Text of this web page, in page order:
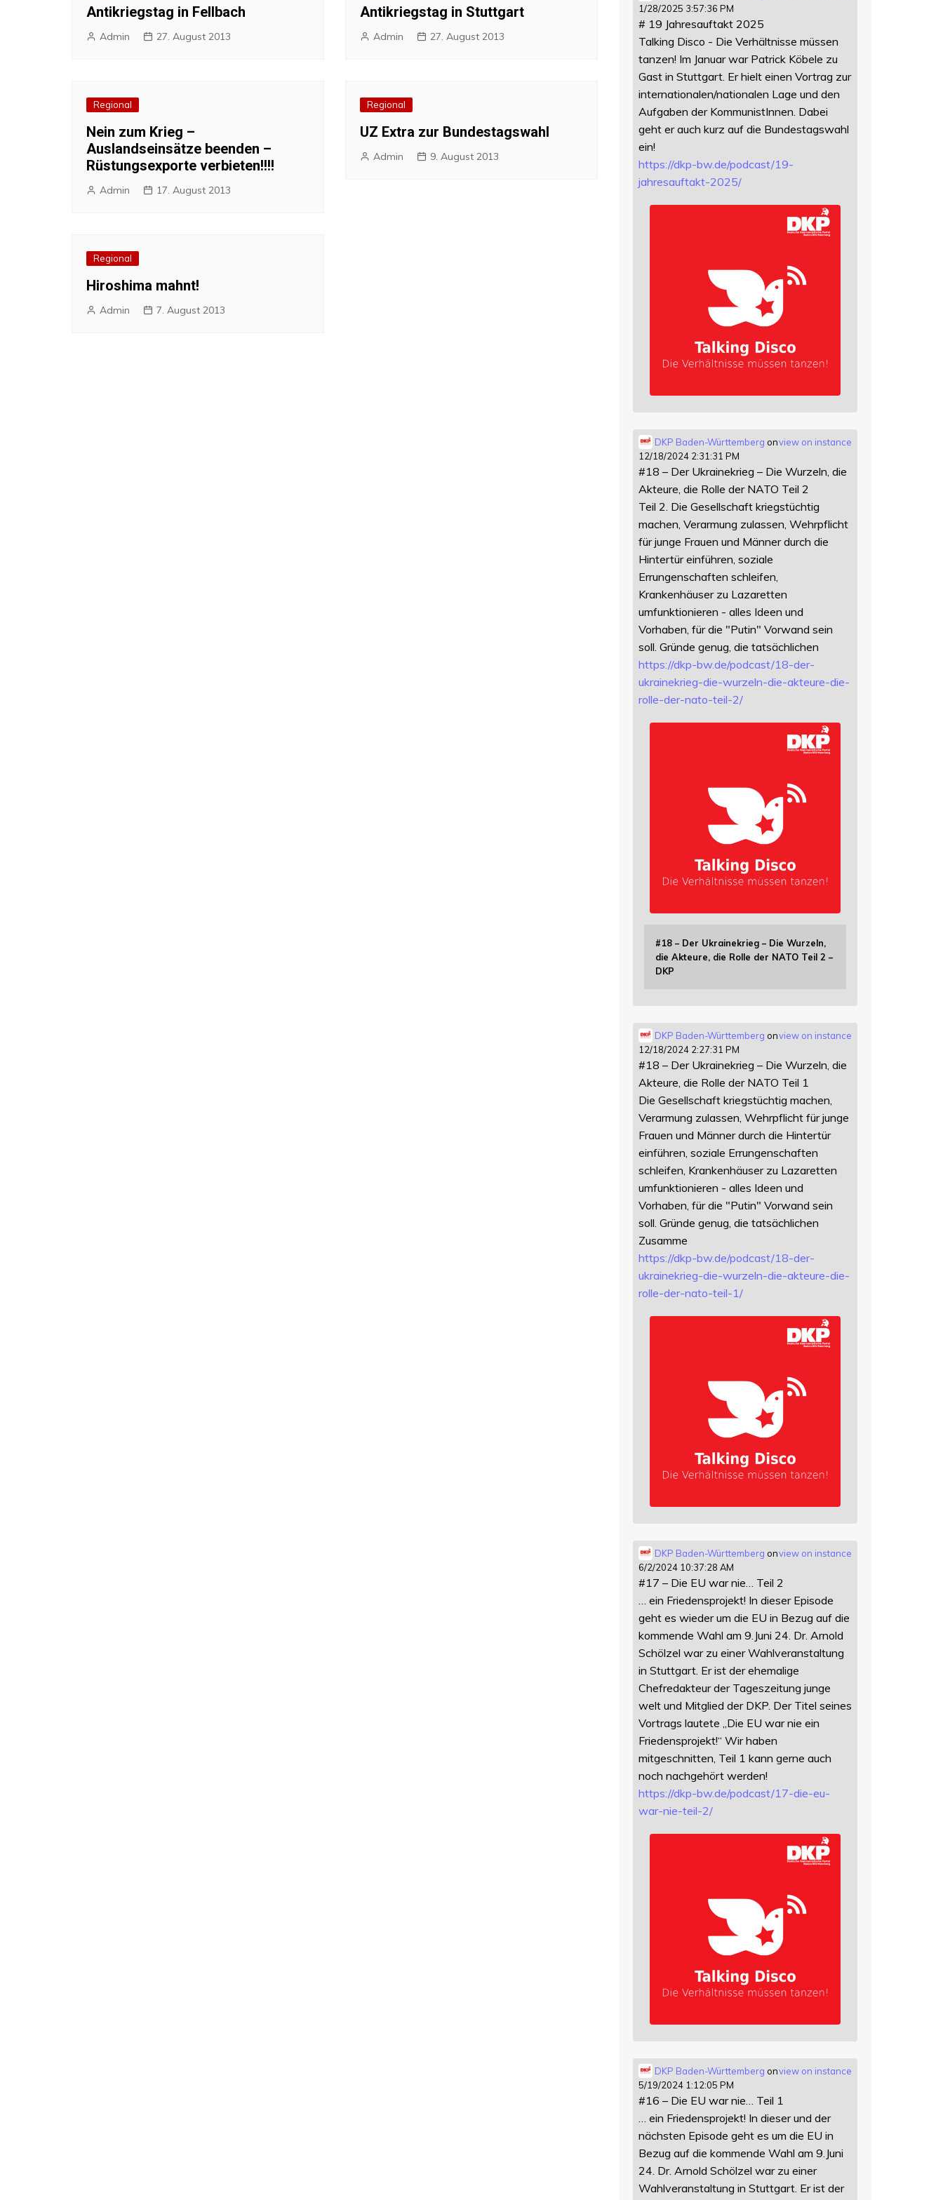
Antikriegstag in Fellbach
Admin 27. August 2013
Antikriegstag in Stuttgart
Admin 27. August 2013
Regional
Nein zum Krieg –
Auslandseinsätze beenden –
Rüstungsexporte verbieten!!!!
Admin 17. August 2013
Regional
UZ Extra zur Bundestagswahl
Admin 9. August 2013
Regional
Hiroshima mahnt!
Admin 7. August 2013
1/28/2025 3:57:36 PM
# 19 Jahresauftakt 2025
Talking Disco - Die Verhältnisse müssen
tanzen! Im Januar war Patrick Köbele zu
Gast in Stuttgart. Er hielt einen Vortrag zur
internationalen/nationalen Lage und den
Aufgaben der KommunistInnen. Dabei
geht er auch kurz auf die Bundestagswahl
ein!
https://dkp-bw.de/podcast/19-
jahresauftakt-2025/
view on instance
DKP Baden-Württemberg on
12/18/2024 2:31:31 PM
#18 – Der Ukrainekrieg – Die Wurzeln, die
Akteure, die Rolle der NATO Teil 2
Teil 2. Die Gesellschaft kriegstüchtig
machen, Verarmung zulassen, Wehrpflicht
für junge Frauen und Männer durch die
Hintertür einführen, soziale
Errungenschaften schleifen,
Krankenhäuser zu Lazaretten
umfunktionieren - alles Ideen und
Vorhaben, für die "Putin" Vorwand sein
soll. Gründe genug, die tatsächlichen
https://dkp-bw.de/podcast/18-der-
ukrainekrieg-die-wurzeln-die-akteure-die-
rolle-der-nato-teil-2/
#18 – Der Ukrainekrieg – Die Wurzeln,
die Akteure, die Rolle der NATO Teil 2 –
DKP
view on instance
DKP Baden-Württemberg on
12/18/2024 2:27:31 PM
#18 – Der Ukrainekrieg – Die Wurzeln, die
Akteure, die Rolle der NATO Teil 1
Die Gesellschaft kriegstüchtig machen,
Verarmung zulassen, Wehrpflicht für junge
Frauen und Männer durch die Hintertür
einführen, soziale Errungenschaften
schleifen, Krankenhäuser zu Lazaretten
umfunktionieren - alles Ideen und
Vorhaben, für die "Putin" Vorwand sein
soll. Gründe genug, die tatsächlichen
Zusamme
https://dkp-bw.de/podcast/18-der-
ukrainekrieg-die-wurzeln-die-akteure-die-
rolle-der-nato-teil-1/
view on instance
DKP Baden-Württemberg on
6/2/2024 10:37:28 AM
#17 – Die EU war nie… Teil 2
… ein Friedensprojekt! In dieser Episode
geht es wieder um die EU in Bezug auf die
kommende Wahl am 9.Juni 24. Dr. Arnold
Schölzel war zu einer Wahlveranstaltung
in Stuttgart. Er ist der ehemalige
Chefredakteur der Tageszeitung junge
welt und Mitglied der DKP. Der Titel seines
Vortrags lautete „Die EU war nie ein
Friedensprojekt!“ Wir haben
mitgeschnitten, Teil 1 kann gerne auch
noch nachgehört werden!
https://dkp-bw.de/podcast/17-die-eu-
war-nie-teil-2/
view on instance
DKP Baden-Württemberg on
5/19/2024 1:12:05 PM
#16 – Die EU war nie… Teil 1
… ein Friedensprojekt! In dieser und der
nächsten Episode geht es um die EU in
Bezug auf die kommende Wahl am 9.Juni
24. Dr. Arnold Schölzel war zu einer
Wahlveranstaltung in Stuttgart. Er ist der